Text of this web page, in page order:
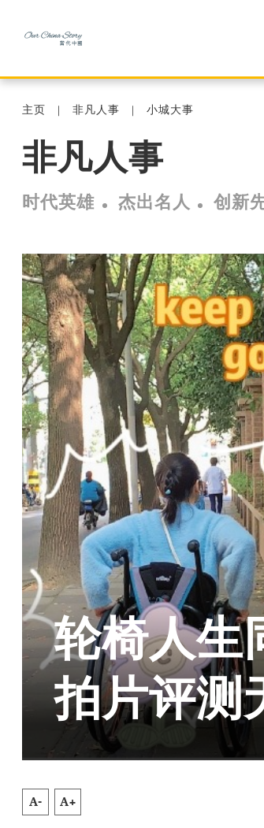
主页 非凡人事 小城大事
非凡人事
时代英雄 杰出名人 创新
轮椅人生
拍片评测
A- A+